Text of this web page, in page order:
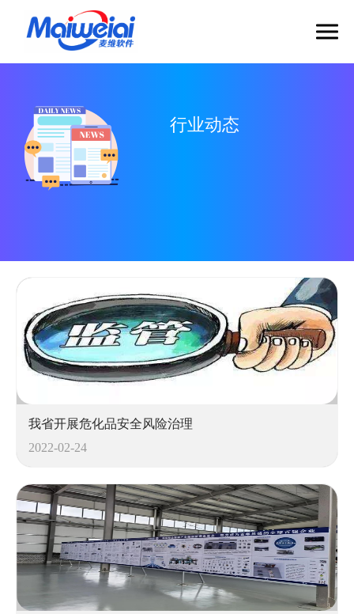
产品
综合安全管控
为企业提供安全生产标准化应用实施的数字化管理手段
双重预防管理系统
特殊作业过程管理系统
设备完整性及智能巡检管理
绩效考核与积分管理
应急演练及资源管理
承包商管理
封闭化管理系统
智能安全监控中心
实景三维建模+GIS应用，智能报警+报警优化
商务合作
人才招聘
关于麦维
行业动态
我省开展危化品安全风险治理
2022-02-24